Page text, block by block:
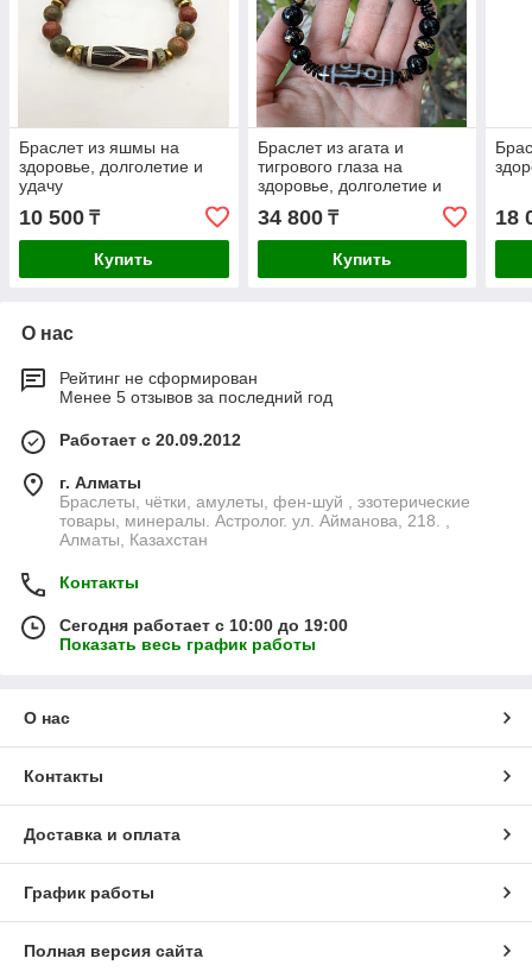
Браслет из яшмы на
здоровье, долголетие и
удачу
10 500 ₸
Купить
Браслет из агата и
тигрового глаза на
здоровье, долголетие и
34 800₸
Купить
18
О нас
Рейтинг не сформирован
Менее 5 отзывов за последний год
Работает с 20.09.2012
г. Алматы
Браслеты, чётки, амулеты, фен-шуй , эзотерические
товары, минералы. Астролог. ул. Айманова, 218. ,
Алматы, Казахстан
Контакты
Сегодня работает с 10:00 до 19:00
Показать весь график работы
О нас
Контакты
Доставка и оплата
График работы
Полная версия сайта